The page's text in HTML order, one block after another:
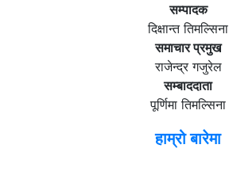
सम्पादक
दिक्षान्त तिमल्सिना
समाचार प्रमुख
राजेन्द्र गजुरेल
सम्बाददाता
पूर्णिमा तिमल्सिना
हाम्रो बारेमा